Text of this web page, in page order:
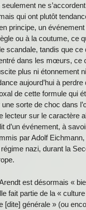
ne
qui ont plutôt
principe, un
ou à la coutume, ce
scandale, tandis que ce
dans les mœurs, ce
plus ni étonnement
aujourd’hui à perdre
de cette formule qui
sorte de choc dans
lecteur sur le caractère
d’un événement, à
par Adolf
nazi, durant la
est désormais «
fait partie de la «
[dite] générale » (ou